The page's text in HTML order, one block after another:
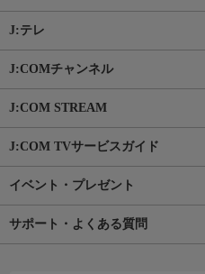
J:テレ
J:COMチャンネル
J:COM STREAM
J:COM TVサービスガイド
イベント・プレゼント
サポート・よくある質問